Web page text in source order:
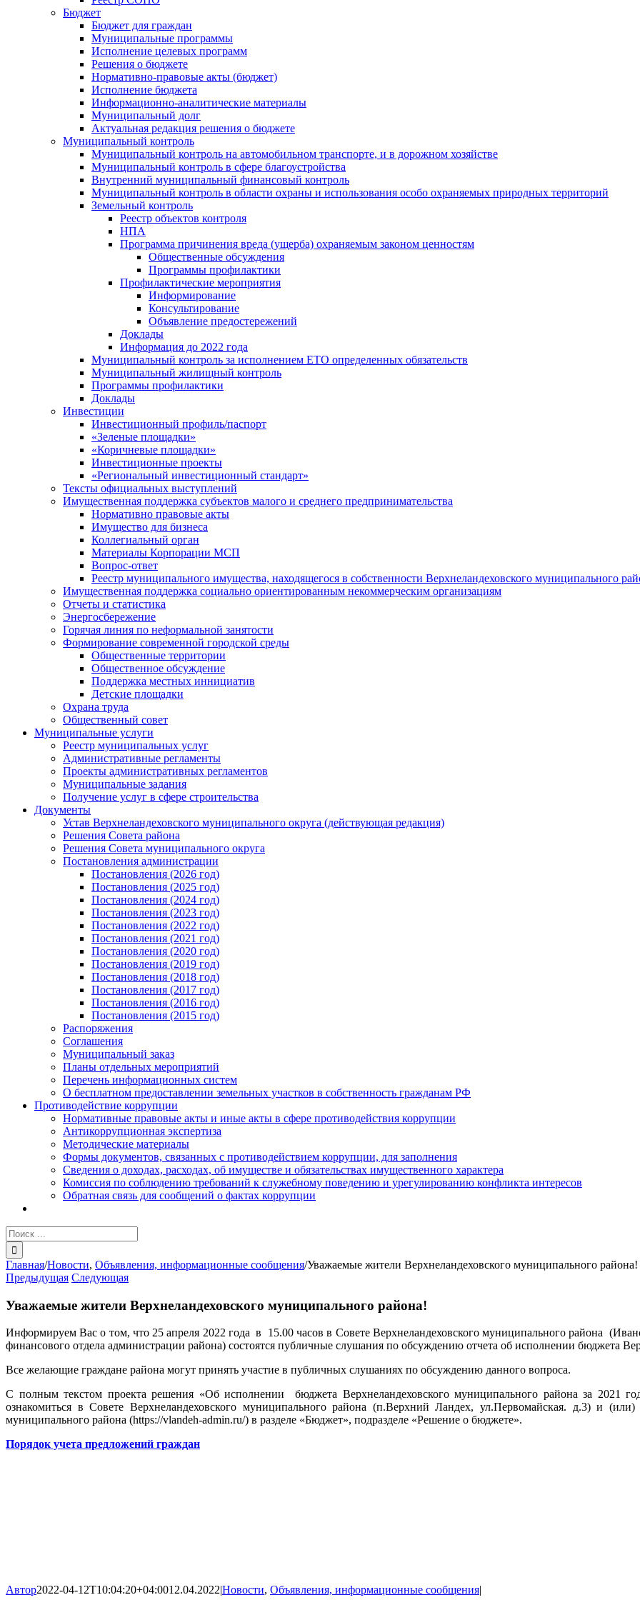
Бюджет
Бюджет для граждан
Муниципальные программы
Исполнение целевых программ
Решения о бюджете
Нормативно-правовые акты (бюджет)
Исполнение бюджета
Информационно-аналитические материалы
Муниципальный долг
Актуальная редакция решения о бюджете
Муниципальный контроль
Муниципальный контроль на автомобильном транспорте, и в дорожном хозяйстве
Муниципальный контроль в сфере благоустройства
Внутренний муниципальный финансовый контроль
Муниципальный контроль в области охраны и использования особо охраняемых природных территорий
Земельный контроль
Реестр объектов контроля
НПА
Программа причинения вреда (ущерба) охраняемым законом ценностям
Общественные обсуждения
Программы профилактики
Профилактические мероприятия
Информирование
Консультирование
Объявление предостережений
Доклады
Информация до 2022 года
Муниципальный контроль за исполнением ЕТО определенных обязательств
Муниципальный жилищный контроль
Программы профилактики
Доклады
Инвестиции
Инвестиционный профиль/паспорт
«Зеленые площадки»
«Коричневые площадки»
Инвестиционные проекты
«Региональный инвестиционный стандарт»
Тексты официальных выступлений
Имущественная поддержка субъектов малого и среднего предпринимательства
Нормативно правовые акты
Имущество для бизнеса
Коллегиальный орган
Материалы Корпорации МСП
Вопрос-ответ
Реестр муниципального имущества, находящегося в собственности Верхнеландеховского муниципального
Имущественная поддержка социально ориентированным некоммерческим организациям
Отчеты и статистика
Энергосбережение
Горячая линия по неформальной занятости
Формирование современной городской среды
Общественные территории
Общественное обсуждение
Поддержка местных иннициатив
Детские площадки
Охрана труда
Общественный совет
Муниципальные услуги
Реестр муниципальных услуг
Административные регламенты
Проекты административных регламентов
Муниципальные задания
Получение услуг в сфере строительства
Документы
Устав Верхнеландеховского муниципального округа (действующая редакция)
Решения Совета района
Решения Совета муниципального округа
Постановления администрации
Постановления (2026 год)
Постановления (2025 год)
Постановления (2024 год)
Постановления (2023 год)
Постановления (2022 год)
Постановления (2021 год)
Постановления (2020 год)
Постановления (2019 год)
Постановления (2018 год)
Постановления (2017 год)
Постановления (2016 год)
Постановления (2015 год)
Распоряжения
Соглашения
Муниципальный заказ
Планы отдельных мероприятий
Перечень информационных систем
О бесплатном предоставлении земельных участков в собственность гражданам РФ
Противодействие коррупции
Нормативные правовые акты и иные акты в сфере противодействия коррупции
Антикоррупционная экспертиза
Методические материалы
Формы документов, связанных с противодействием коррупции, для заполнения
Сведения о доходах, расходах, об имуществе и обязательствах имущественного характера
Комиссия по соблюдению требований к служебному поведению и урегулированию конфликта интересов
Обратная связь для сообщений о фактах коррупции
Результат
поиска:
Главная/Новости, Объявления, информационные сообщения/Уважаемые жители Верхнеландеховского муниципального района!
Предыдущая Следующая
Уважаемые жители Верхнеландеховского муниципального района!
Информируем Вас о том, что 25 апреля 2022 года в 15.00 часов в Совете Верхнеландеховского муниципального района
финансового отдела администрации района) состоятся публичные слушания по обсуждению отчета об исполнении бюджета
Все желающие граждане района могут принять участие в публичных слушаниях по обсуждению данного вопроса.
С полным текстом проекта решения «Об исполнении бюджета Верхнеландеховского муниципального района за 2021
ознакомиться в Совете Верхнеландеховского муниципального района (п.Верхний Ландех, ул.Первомайская. д.3) и
муниципального района (https://vlandeh-admin.ru/) в разделе «Бюджет», подразделе «Решение о бюджете».
Порядок учета предложений граждан
Автор2022-04-12T10:04:20+04:0012.04.2022|Новости, Объявления, информационные сообщения|